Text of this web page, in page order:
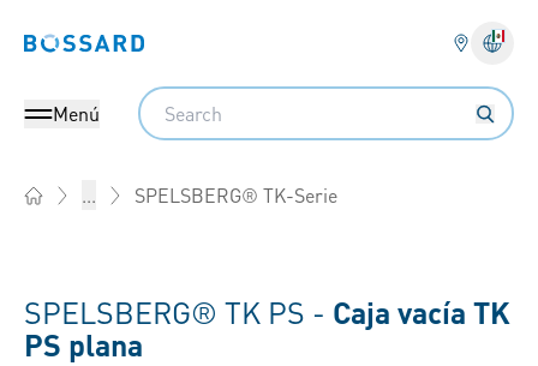
Bossard homepage
Menú
Search
... SPELSBERG® TK-Serie
SPELSBERG® TK PS - Caja vacía TK
PS plana